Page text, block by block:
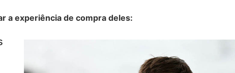
a experiência de compra deles: